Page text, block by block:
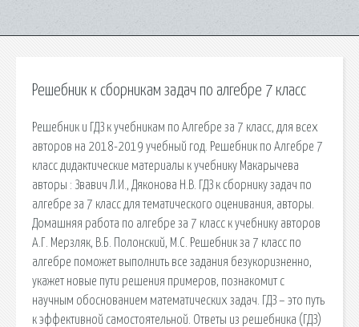
Решебник к сборникам задач по алгебре 7 класс
Решебник и ГДЗ к учебникам по Алгебре за 7 класс, для всех
авторов на 2018-2019 учебный год. Решебник по Алгебре 7
класс дидактические материалы к учебнику Макарычева
авторы : Звавич Л.И., Дяконова Н.В. ГДЗ к сборнику задач по
алгебре за 7 класс для тематического оценивания, авторы.
Домашняя работа по алгебре за 7 класс к учебнику авторов
А.Г. Мерзляк, В.Б. Полонский, М.С. Решебник за 7 класс по
алгебре поможет выполнить все задания безукоризненно,
укажет новые пути решения примеров, познакомит с
научным обоснованием математических задач. ГДЗ – это путь
к эффективной самостоятельной. Ответы из решебника (ГДЗ)